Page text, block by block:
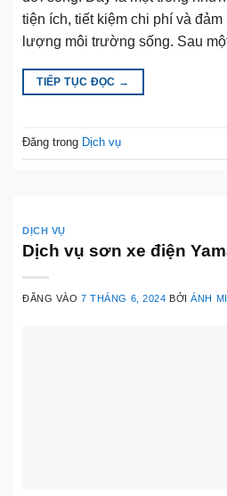
tiện ích, tiết kiệm chi phí và đảm
lượng môi trường sống. Sau
TIẾP TỤC ĐỌC →
Đăng trong Dịch vụ
DỊCH VỤ
Dịch vụ sơn xe điện
ĐĂNG VÀO7 THÁNG 6, 2024 BỞIÁNH